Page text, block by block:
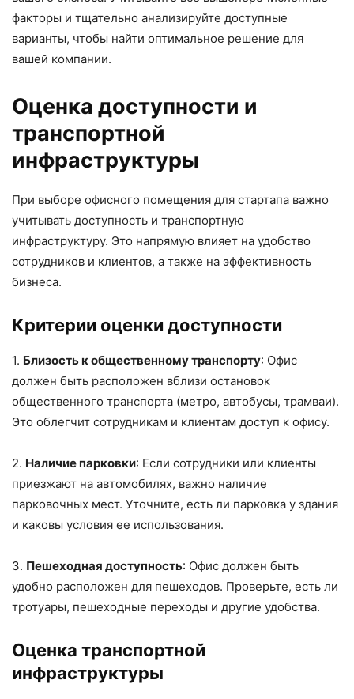
факторы и тщательно анализируйте доступные
варианты, чтобы найти оптимальное решение для
вашей компании.
Оценка доступности и
транспортной
инфраструктуры
При выборе офисного помещения для стартапа важно
учитывать доступность и транспортную
инфраструктуру. Это напрямую влияет на удобство
сотрудников и клиентов, а также на эффективность
бизнеса.
Критерии оценки доступности
1. Близость к общественному транспорту: Офис
должен быть расположен вблизи остановок
общественного транспорта (метро, автобусы, трамваи).
Это облегчит сотрудникам и клиентам доступ к офису.
2. Наличие парковки: Если сотрудники или клиенты
приезжают на автомобилях, важно наличие
парковочных мест. Уточните, есть ли парковка у здания
и каковы условия ее использования.
3. Пешеходная доступность: Офис должен быть
удобно расположен для пешеходов. Проверьте, есть ли
тротуары, пешеходные переходы и другие удобства.
Оценка транспортной
инфраструктуры